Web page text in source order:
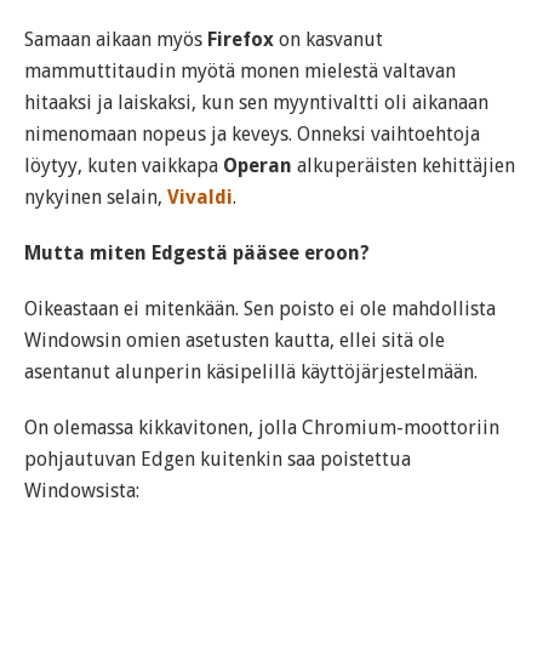
Samaan aikaan myös Firefox on kasvanut
mammuttitaudin myötä monen mielestä valtavan
hitaaksi ja laiskaksi, kun sen myyntivaltti oli aikanaan
nimenomaan nopeus ja keveys. Onneksi vaihtoehtoja
löytyy, kuten vaikkapa Operan alkuperäisten kehittäjien
nykyinen selain, Vivaldi.
Mutta miten Edgestä pääsee eroon?
Oikeastaan ei mitenkään. Sen poisto ei ole mahdollista
Windowsin omien asetusten kautta, ellei sitä ole
asentanut alunperin käsipelillä käyttöjärjestelmään.
On olemassa kikkavitonen, jolla Chromium-moottoriin
pohjautuvan Edgen kuitenkin saa poistettua
Windowsista: